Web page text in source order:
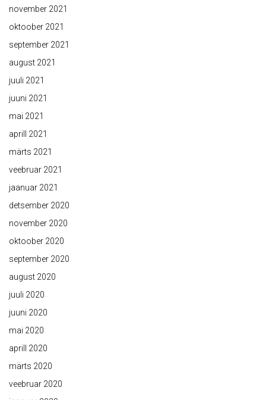
november 2021
oktoober 2021
september 2021
august 2021
juuli 2021
juuni 2021
mai 2021
aprill 2021
märts 2021
veebruar 2021
jaanuar 2021
detsember 2020
november 2020
oktoober 2020
september 2020
august 2020
juuli 2020
juuni 2020
mai 2020
aprill 2020
märts 2020
veebruar 2020